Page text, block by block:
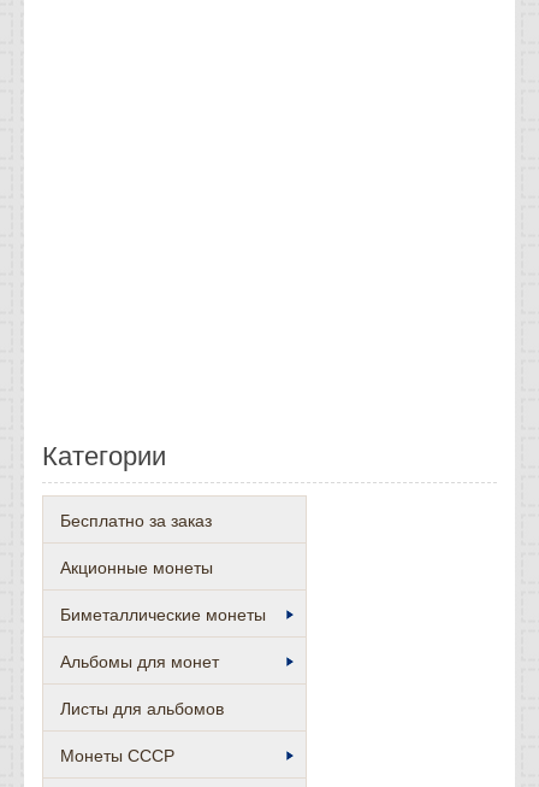
Категории
Бесплатно за заказ
Акционные монеты
Биметаллические монеты
Альбомы для монет
Листы для альбомов
Монеты СССР